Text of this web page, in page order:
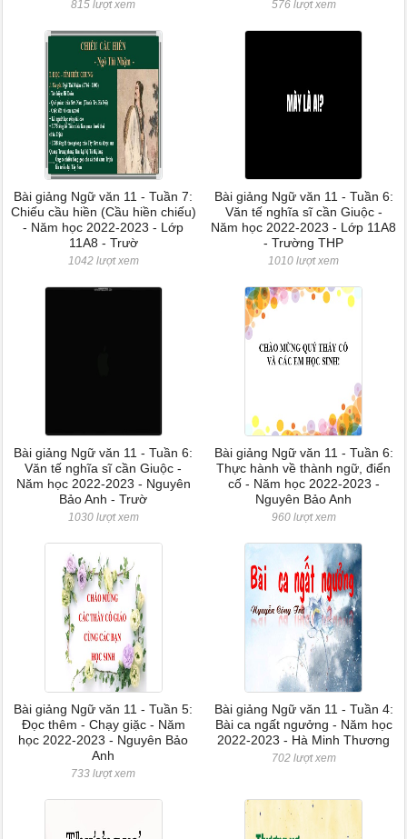
815 lượt xem 576 lượt xem
Bài giảng Ngữ văn 11 - Tuần 7:
Chiếu cầu hiền (Cầu hiền chiếu)
- Năm học 2022-2023 - Lớp
11A8 - Trườ
1042 lượt xem
Bài giảng Ngữ văn 11 - Tuần 6:
Văn tế nghĩa sĩ cần Giuộc -
Năm học 2022-2023 - Lớp 11A8
- Trường THP
1010 lượt xem
Bài giảng Ngữ văn 11 - Tuần 6:
Văn tế nghĩa sĩ cần Giuộc -
Năm học 2022-2023 - Nguyên
Bảo Anh - Trườ
1030 lượt xem
Bài giảng Ngữ văn 11 - Tuần 6:
Thực hành về thành ngữ, điển
cố - Năm học 2022-2023 -
Nguyên Bảo Anh
960 lượt xem
Bài giảng Ngữ văn 11 - Tuần 5:
Đọc thêm - Chạy giặc - Năm
học 2022-2023 - Nguyên Bảo
Anh
733 lượt xem
Bài giảng Ngữ văn 11 - Tuần 4:
Bài ca ngất ngưởng - Năm học
2022-2023 - Hà Minh Thương
702 lượt xem